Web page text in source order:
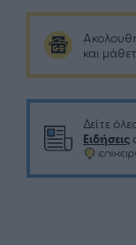
και
Δείτε
Ειδήσεις